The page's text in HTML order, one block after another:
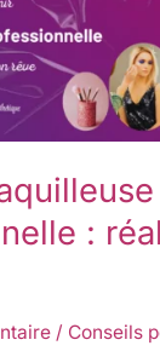
:
/ Conseils